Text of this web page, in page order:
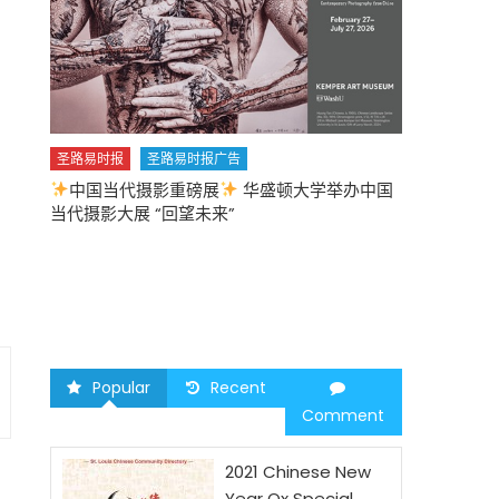
圣路易时报 圣路易时报广告
中国当代摄影重磅展
华盛顿大学举办中国
当代摄影大展 “回望未来”
Popular
Recent
Comment
2021 Chinese New